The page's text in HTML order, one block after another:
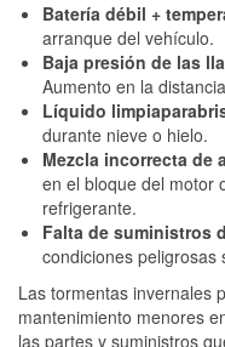
Batería débil +
arranque del vehículo.
Baja presión de las
Aumento en la
Líquido
durante nieve o hielo.
Mezcla incorrecta de
en el bloque del motor
refrigerante.
Falta de suministros
condiciones peligrosas
Las tormentas invernales
mantenimiento menores
las partes y suministros